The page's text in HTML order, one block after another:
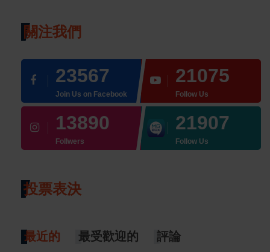
關注我們
23567
Join Us on Facebook
21075
Follow Us
13890
Follwers
21907
Follow Us
投票表決
最近的 最受歡迎的 評論